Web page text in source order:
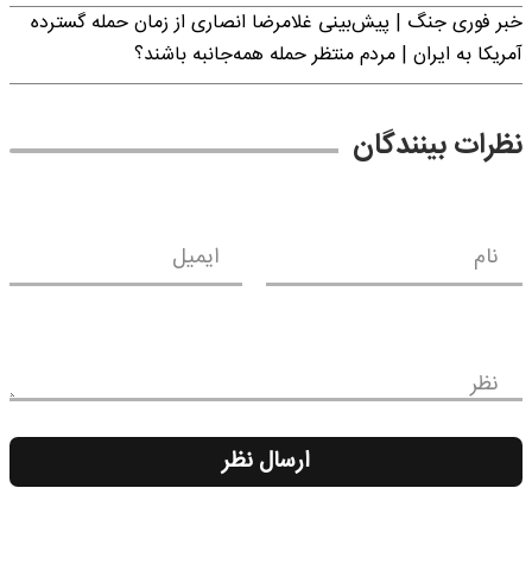
خبر فوری جنگ | پیش‌بینی غلامرضا انصاری از زمان حمله گسترده
آمریکا به ایران | مردم منتظر حمله همه‌جانبه باشند؟
نظرات بینندگان
نام ایمیل
نظر
ارسال نظر